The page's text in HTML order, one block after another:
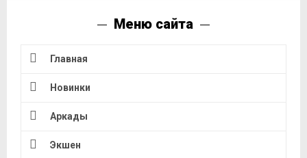
Меню сайта
Главная
Новинки
Аркады
Экшен